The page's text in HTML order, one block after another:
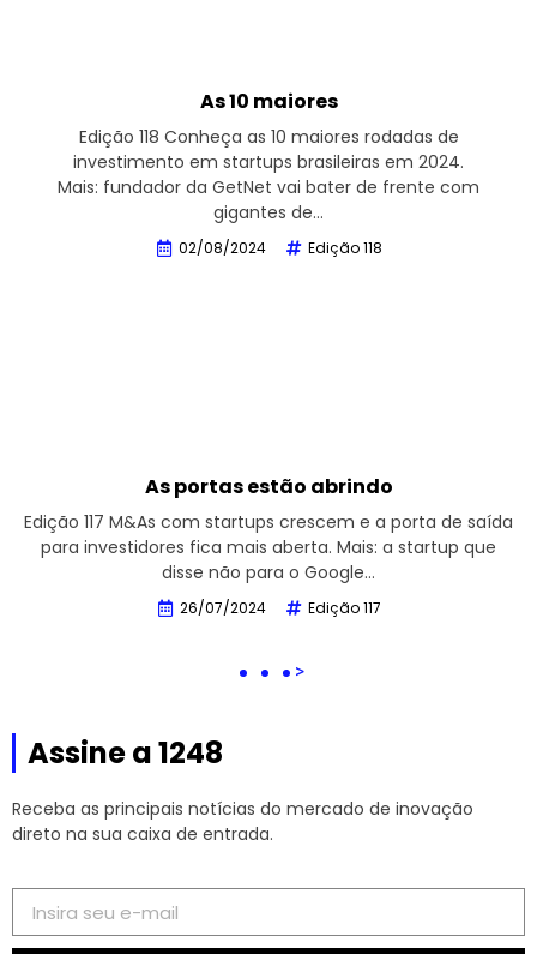
As 10 maiores
Edição 118 Conheça as 10 maiores rodadas de
investimento em startups brasileiras em 2024.
Mais: fundador da GetNet vai bater de frente com
gigantes de…
02/08/2024 Edição 118
As portas estão abrindo
Edição 117 M&As com startups crescem e a porta de saída
para investidores fica mais aberta. Mais: a startup que
disse não para o Google…
26/07/2024 Edição 117
>
Assine a 1248
Receba as principais notícias do mercado de inovação
direto na sua caixa de entrada.